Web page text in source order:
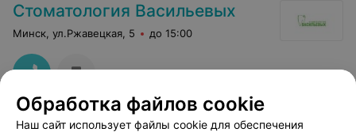
Стоматология Васильевых
Минск, ул.Ржавецкая, 5 до 15:00
Обработка файлов cookie
Наш сайт использует файлы cookie для обеспечения